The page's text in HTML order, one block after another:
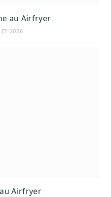
au Airfryer
2026
Airfryer